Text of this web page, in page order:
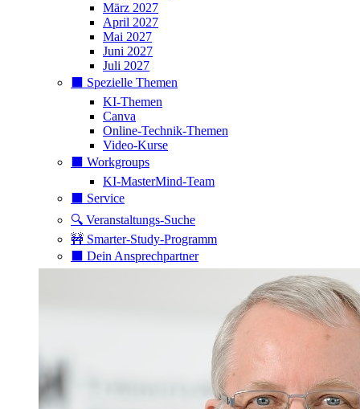
März 2027
April 2027
Mai 2027
Juni 2027
Juli 2027
⬛️ Spezielle Themen
KI-Themen
Canva
Online-Technik-Themen
Video-Kurse
⬛️ Workgroups
KI-MasterMind-Team
⬛️ Service
🔍 Veranstaltungs-Suche
🚧 Smarter-Study-Programm
⬛️ Dein Ansprechpartner